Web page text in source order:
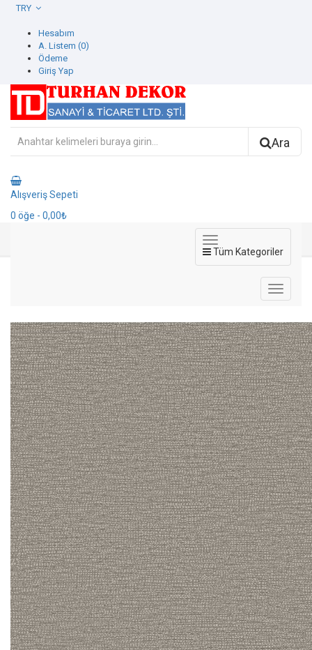
Hesabım
A. Listem (0)
Ödeme
Giriş Yap
Ara
Alışveriş Sepeti
0 öğe - 0,00₺
Tüm Kategoriler